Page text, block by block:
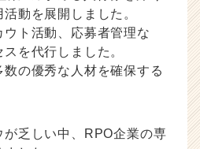
動を展開しました。
ト活動、応募者管理な
を代行しました。
の優秀な人材を確保する
が乏しい中、RPO企業の専